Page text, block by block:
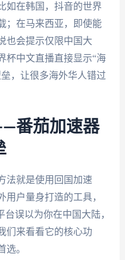
如在韩国，抖音的世界
；在马来西亚，即使能
也会提示仅限中国大
杯中文直播直接显示“海
，让很多海外华人错过
番茄加速器
法就是使用回国加速
用户量身打造的工具，
误以为你在中国大陆，
们来看看它的核心功
选。